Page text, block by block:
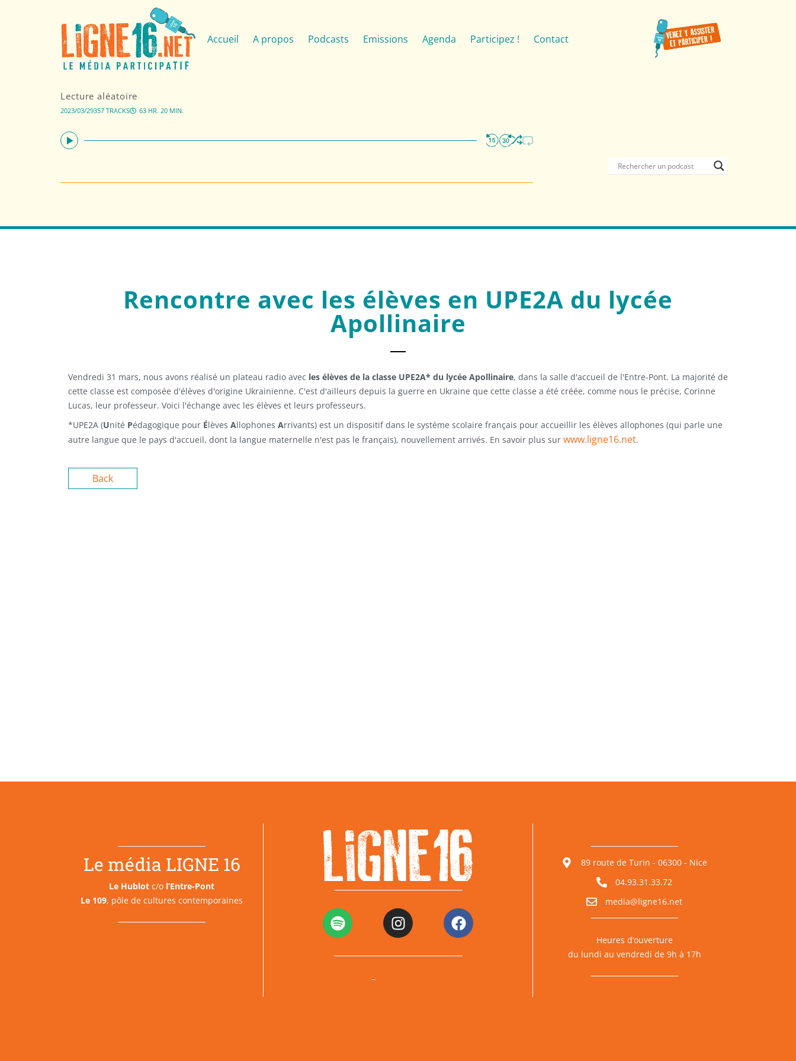
Accueil A propos Podcasts Emissions Agenda Participez ! Contact
Lecture aléatoire
2023/03/29357 TRACKS 63 HR. 20 MIN.
Rencontre avec les élèves en UPE2A du lycée
Apollinaire
Vendredi 31 mars, nous avons réalisé un plateau radio avec les élèves de la classe UPE2A* du lycée Apollinaire, dans la salle d'accueil de l'Entre-Pont. La majorité de
cette classe est composée d'élèves d'origine Ukrainienne. C'est d'ailleurs depuis la guerre en Ukraine que cette classe a été créée, comme nous le précise, Corinne
Lucas, leur professeur. Voici l'échange avec les élèves et leurs professeurs.
*UPE2A (Unité Pédagogique pour Élèves Allophones Arrivants) est un dispositif dans le système scolaire français pour accueillir les élèves allophones (qui parle une
autre langue que le pays d'accueil, dont la langue maternelle n'est pas le français), nouvellement arrivés. En savoir plus sur www.ligne16.net.
Back
Le média LIGNE 16
Le Hublot c/o l’Entre-Pont
Le 109, pôle de cultures contemporaines
–
89 route de Turin - 06300 - Nice
04.93.31.33.72
media@ligne16.net
Heures d’ouverture
du lundi au vendredi de 9h à 17h